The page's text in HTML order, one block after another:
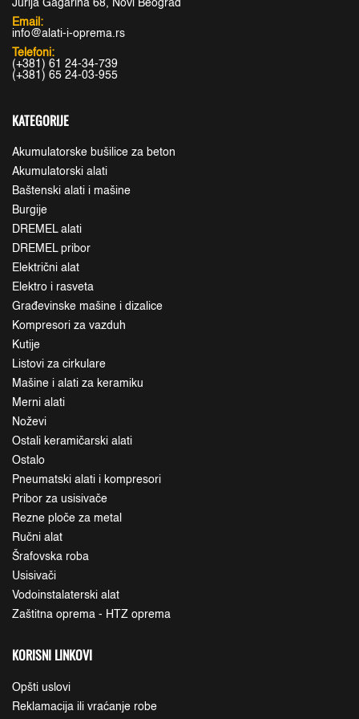
Jurija Gagarina 68, Novi Beograd
Email:
info@alati-i-oprema.rs
Telefoni:
(+381) 61 24-34-739
(+381) 65 24-03-955
KATEGORIJE
Akumulatorske bušilice za beton
Akumulatorski alati
Baštenski alati i mašine
Burgije
DREMEL alati
DREMEL pribor
Električni alat
Elektro i rasveta
Građevinske mašine i dizalice
Kompresori za vazduh
Kutije
Listovi za cirkulare
Mašine i alati za keramiku
Merni alati
Noževi
Ostali keramičarski alati
Ostalo
Pneumatski alati i kompresori
Pribor za usisivače
Rezne ploče za metal
Ručni alat
Šrafovska roba
Usisivači
Vodoinstalaterski alat
Zaštitna oprema - HTZ oprema
KORISNI LINKOVI
Opšti uslovi
Reklamacija ili vraćanje robe